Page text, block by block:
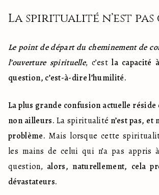
La spiritualité n’est
Le point de départ du cheminement de
l’ouverture spirituelle, c’est la capacité
question, c’est-à-dire l’humilité.
La plus grande confusion actuelle
non ailleurs. La spiritualité n’est pas, et
problème. Mais lorsque cette
les mains de celui qui n’a pas appris
question, alors, naturellement, cela
dévastateurs.